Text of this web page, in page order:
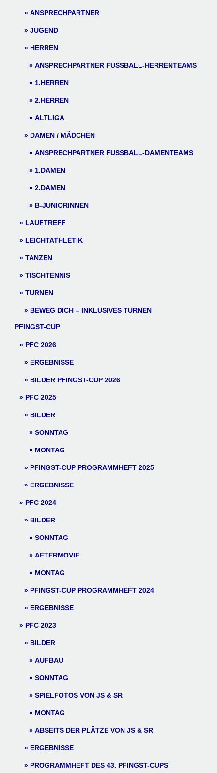
ANSPRECHPARTNER
JUGEND
HERREN
ANSPRECHPARTNER FUSSBALL-HERRENTEAMS
1.HERREN
2.HERREN
ALTLIGA
DAMEN / MÄDCHEN
ANSPRECHPARTNER FUSSBALL-DAMENTEAMS
1.DAMEN
2.DAMEN
B-JUNIORINNEN
LAUFTREFF
LEICHTATHLETIK
TANZEN
TISCHTENNIS
TURNEN
BEWEG DICH – INKLUSIVES TURNEN
PFINGST-CUP
PFC 2026
ERGEBNISSE
BILDER PFINGST-CUP 2026
PFC 2025
BILDER
SONNTAG
MONTAG
PFINGST-CUP PROGRAMMHEFT 2025
ERGEBNISSE
PFC 2024
BILDER
SONNTAG
AFTERMOVIE
MONTAG
PFINGST-CUP PROGRAMMHEFT 2024
ERGEBNISSE
PFC 2023
BILDER
AUFBAU
SONNTAG
SPIELFOTOS VON JS & SR
MONTAG
ABSEITS DER PLÄTZE VON JS & SR
ERGEBNISSE
PROGRAMMHEFT DES 43. PFINGST-CUPS